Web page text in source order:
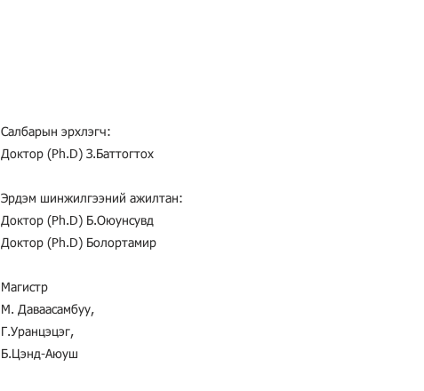
​Салбарын эрхлэгч:
Доктор (Ph.D) З.Баттогтох
Эрдэм шинжилгээний ажилтан:
Доктор (Ph.D) Б.Оюунсувд
Доктор (Ph.D) Болортамир
Магистр
М. Даваасамбуу,
Г.Уранцэцэг,
Б.Цэнд-Аюуш